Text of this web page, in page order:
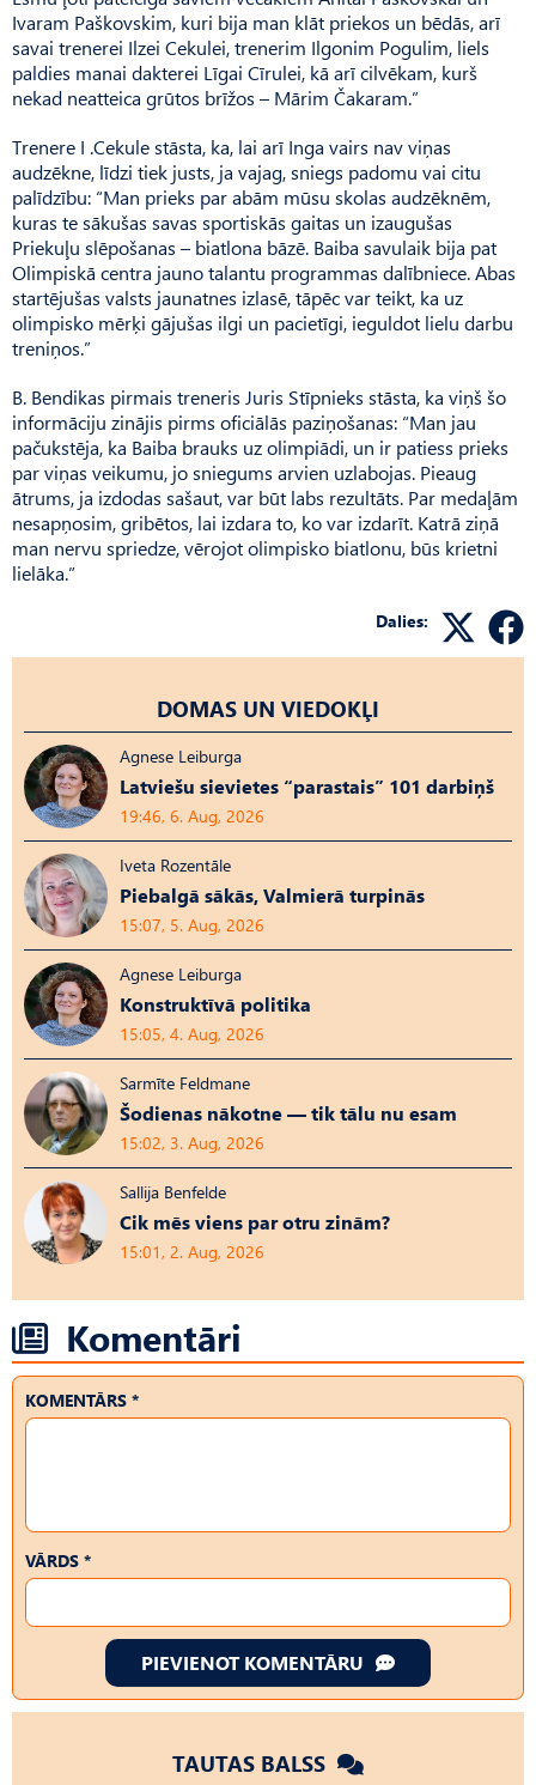
Ivaram Paškovskim, kuri bija man klāt priekos un bēdās, arī
savai trenerei Ilzei Cekulei, trenerim Ilgonim Pogulim, liels
paldies manai dakterei Līgai Cīrulei, kā arī cilvēkam, kurš
nekad neatteica grūtos brīžos – Mārim Čakaram.”
Trenere I .Cekule stāsta, ka, lai arī Inga vairs nav viņas
audzēkne, līdzi tiek justs, ja vajag, sniegs padomu vai citu
palīdzību: “Man prieks par abām mūsu skolas audzēknēm,
kuras te sākušas savas sportiskās gaitas un izaugušas
Priekuļu slēpošanas – biatlona bāzē. Baiba savulaik bija pat
Olimpiskā centra jauno talantu programmas dalībniece. Abas
startējušas valsts jaunatnes izlasē, tāpēc var teikt, ka uz
olimpisko mērķi gājušas ilgi un pacietīgi, ieguldot lielu darbu
treniņos.”
B. Bendikas pirmais treneris Juris Stīpnieks stāsta, ka viņš šo
informāciju zinājis pirms ofici­ālās paziņošanas: “Man jau
pačukstēja, ka Baiba brauks uz olimpiādi, un ir patiess prieks
par viņas veikumu, jo sniegums arvien uzlabojas. Pieaug
ātrums, ja izdodas sašaut, var būt labs rezultāts. Par medaļām
nesapņosim, gribētos, lai izdara to, ko var izdarīt. Katrā ziņā
man nervu spriedze, vērojot olimpisko biatlonu, būs krietni
lielāka.”
Dalies:
DOMAS UN VIEDOKĻI
Agnese Leiburga
Latviešu sievietes “parastais” 101 darbiņš
19:46, 6. Aug, 2026
Iveta Rozentāle
Piebalgā sākās, Valmierā turpinās
15:07, 5. Aug, 2026
Agnese Leiburga
Konstruktīvā politika
15:05, 4. Aug, 2026
Sarmīte Feldmane
Šodienas nākotne — tik tālu nu esam
15:02, 3. Aug, 2026
Sallija Benfelde
Cik mēs viens par otru zinām?
15:01, 2. Aug, 2026
Komentāri
KOMENTĀRS *
VĀRDS *
PIEVIENOT KOMENTĀRU
TAUTAS BALSS